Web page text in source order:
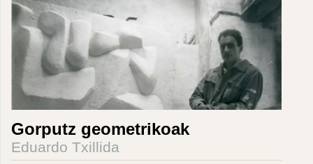
Gorputz geometrikoak
Eduardo Txillida